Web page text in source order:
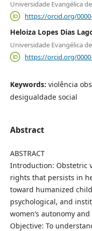
Universidade Evangélica
https://orcid.org/
Heloiza Lopes Dias
Universidade Evangélica
https://orcid.org/
Keywords: violência
desigualdade social
Abstract
ABSTRACT
Introduction: Obstetric
rights that persists in
toward humanized
psychological, and
women’s autonomy
Objective: To